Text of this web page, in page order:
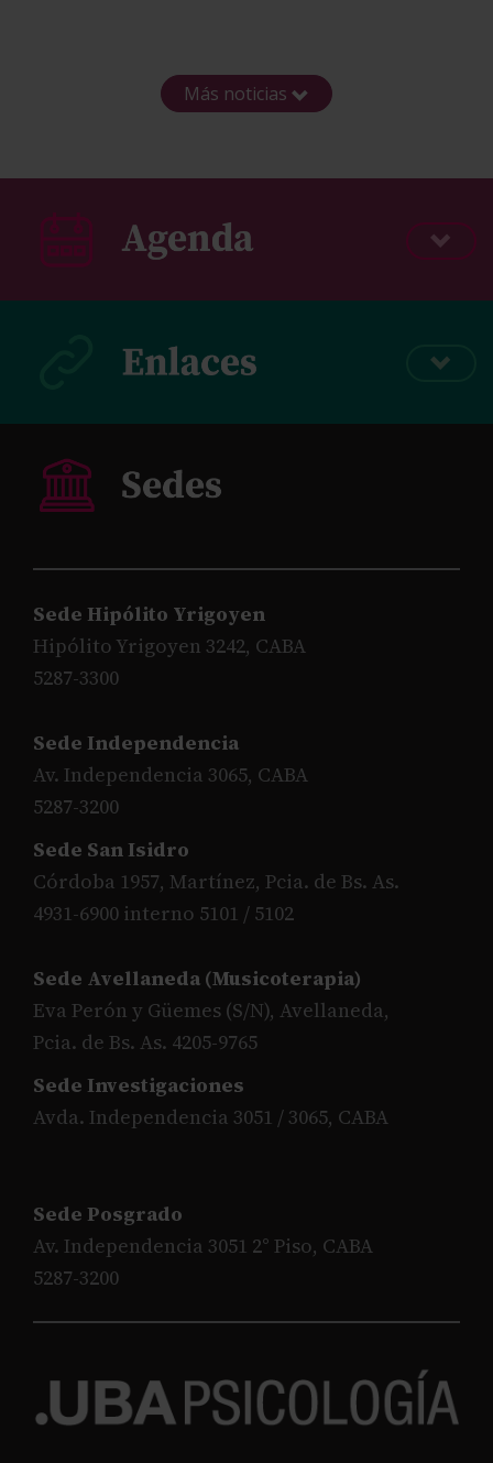
Más noticias
Sede Hipólito Yrigoyen
Hipólito Yrigoyen 3242, CABA
5287-3300
Sede Independencia
Av. Independencia 3065, CABA
5287-3200
Sede San Isidro
Córdoba 1957, Martínez, Pcia. de Bs. As.
4931-6900 interno 5101 / 5102
Sede Avellaneda (Musicoterapia)
Eva Perón y Güemes (S/N), Avellaneda,
Pcia. de Bs. As. 4205-9765
Sede Investigaciones
Avda. Independencia 3051 / 3065, CABA
Sede Posgrado
Av. Independencia 3051 2° Piso, CABA
5287-3200